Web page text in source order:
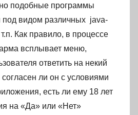
подобные программы
под видом различных java-
Как правило, в процессе
всплывает меню,
ответить на некий
ли он с условиями
есть ли ему 18 лет
на «Да» или «Нет»